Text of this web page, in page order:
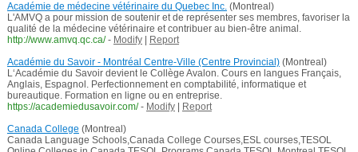
Académie de médecine vétérinaire du Quebec Inc.(Montreal)
L'AMVQ a pour mission de soutenir et de représenter ses membres, favoriser la
qualité de la médecine vétérinaire et contribuer au bien-être animal.
http://www.amvq.qc.ca/ - Modify|
Report
Académie du Savoir - Montréal Centre-Ville (Centre Provincial)(Montreal)
L‘Académie du Savoir devient le Collège Avalon. Cours en langues Français,
Anglais, Espagnol. Perfectionnement en comptabilité, informatique et
bureautique. Formation en ligne ou en entreprise.
https://academiedusavoir.com/ - Modify|
Report
Canada College (Montreal)
Canada Language Schools,Canada College Courses,ESL courses,TESOL